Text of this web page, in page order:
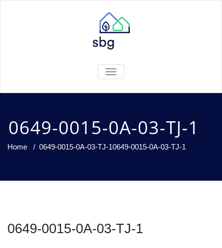
TOGGLE
NAVIGATION
0649-0015-0A-03-TJ-1
Home / 0649-0015-0A-03-TJ-10649-0015-0A-03-TJ-1
0649-0015-0A-03-TJ-1